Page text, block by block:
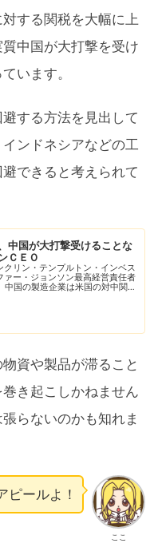
する関税を大幅に上
中国が大打撃を受け
います。
する方法を見出して
ンドネシアなどの工
できると考えられて
中国が大打撃受けることな
ＣＥＯ
クリン・テンプルトン・インベス
ァー・ジョンソン最高経営責任者
中国の製造企業は米国の対中関税
資や製品が滞ること
き起こしかねません
らないのかも知れま
ここ
ピールよ！